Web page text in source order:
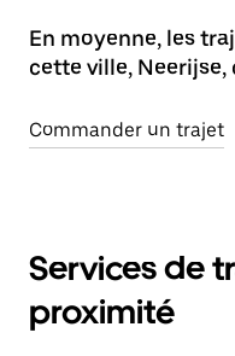
En moyenne, les
cette ville,
Commander un trajet
Services de
proximité